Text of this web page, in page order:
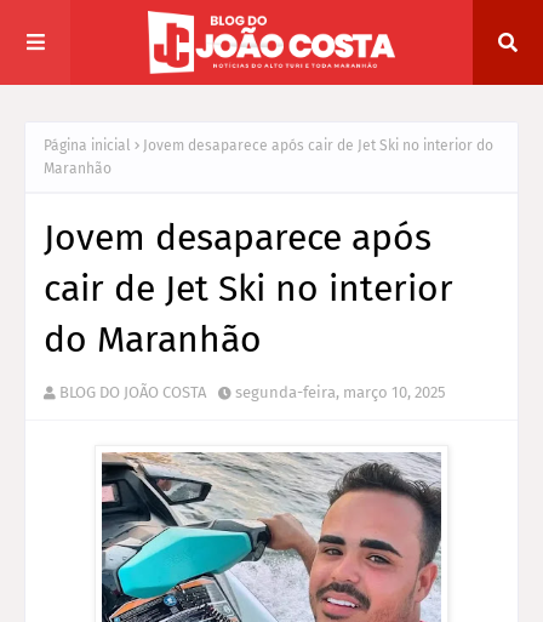
Página inicial
Jovem desaparece após cair de Jet Ski no interior do
Maranhão
Jovem desaparece após
cair de Jet Ski no interior
do Maranhão
BLOG DO JOÃO COSTA segunda-feira, março 10, 2025